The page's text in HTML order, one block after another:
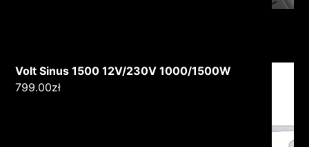
Volt Sinus 1500 12V/230V 1000/1500W
799.00zł